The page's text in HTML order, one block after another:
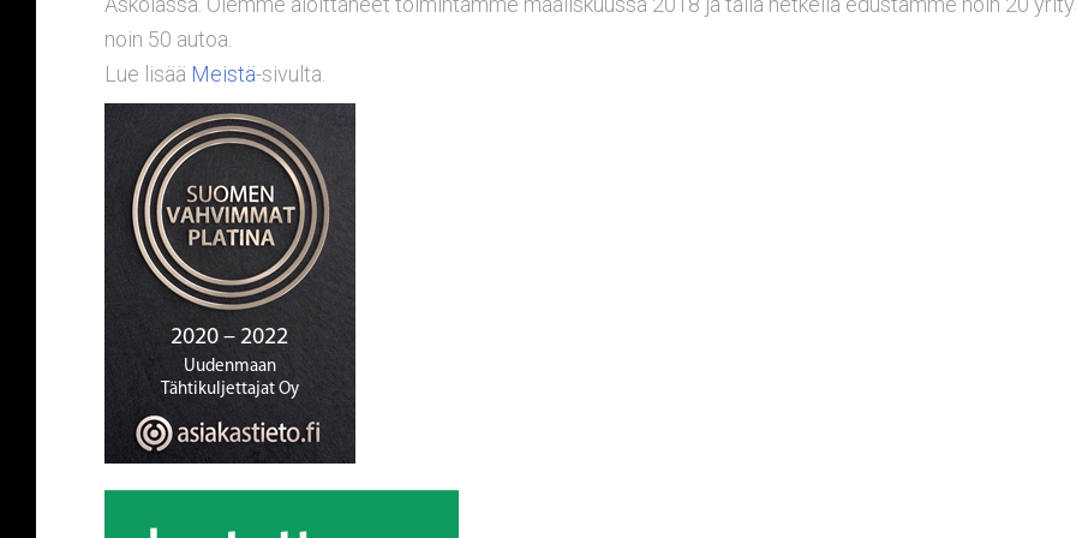
noin 50 autoa.
Lue lisää Meistä-sivulta.